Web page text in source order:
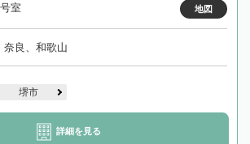
室
地図
奈良、和歌山
堺市
詳細を見る